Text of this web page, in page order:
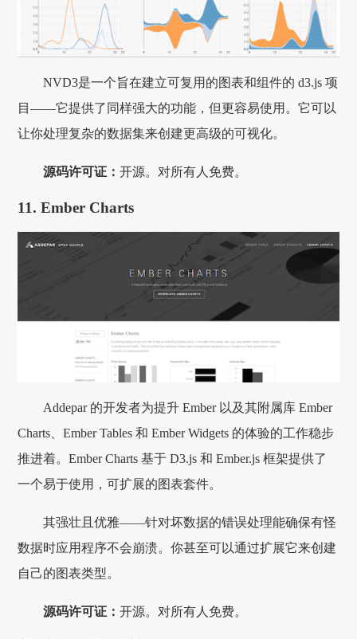
NVD3是一个旨在建立可复用的图表和组件的 d3.js 项
目——它提供了同样强大的功能，但更容易使用。它可以
让你处理复杂的数据集来创建更高级的可视化。
源码许可证：开源。对所有人免费。
11. Ember Charts
Addepar 的开发者为提升 Ember 以及其附属库 Ember
Charts、Ember Tables 和 Ember Widgets 的体验的工作稳步
推进着。Ember Charts 基于 D3.js 和 Ember.js 框架提供了
一个易于使用，可扩展的图表套件。
其强壮且优雅——针对坏数据的错误处理能确保有怪
数据时应用程序不会崩溃。你甚至可以通过扩展它来创建
自己的图表类型。
源码许可证：开源。对所有人免费。